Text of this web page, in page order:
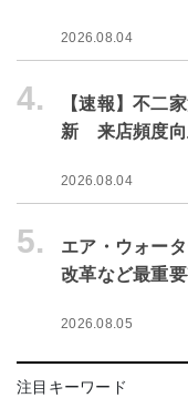
2026.08.04
4.
【速報】不二
新 来店頻度向
2026.08.04
5.
エア・ウォー
改革など最重
2026.08.05
注目キーワード